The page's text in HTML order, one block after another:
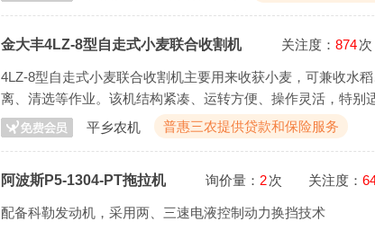
金大丰4LZ-8型自走式小麦联合收割机 关注度： 874次
4LZ-8型自走式小麦联合收割机主要用来收获小麦，可兼收水
离、清选等作业。该机结构紧凑、运转方便、操作灵活，特别
平乡农机 普惠三农提供贷款和保险服务
阿波斯P5-1304-PT拖拉机 询价量： 2次 关注度：
配备科勒发动机，采用两、三速电液控制动力换挡技术